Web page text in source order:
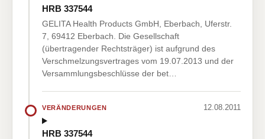
HRB 337544
GELITA Health Products GmbH, Eberbach, Uferstr.
7, 69412 Eberbach. Die Gesellschaft
(übertragender Rechtsträger) ist aufgrund des
Verschmelzungsvertrages vom 19.07.2013 und der
Versammlungsbeschlüsse der bet…
VERÄNDERUNGEN 12.08.2011
HRB 337544